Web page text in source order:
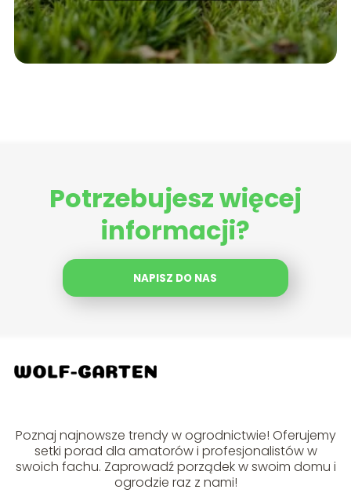
Potrzebujesz więcej
informacji?
NAPISZ DO NAS
Poznaj najnowsze trendy w ogrodnictwie! Oferujemy
setki porad dla amatorów i profesjonalistów w
swoich fachu. Zaprowadź porządek w swoim domu i
ogrodzie raz z nami!